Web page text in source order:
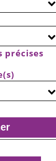
précises